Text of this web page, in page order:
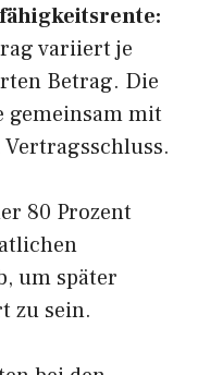
variiert je
Betrag. Die
gemeinsam mit
80 Prozent
um später
zu sein.